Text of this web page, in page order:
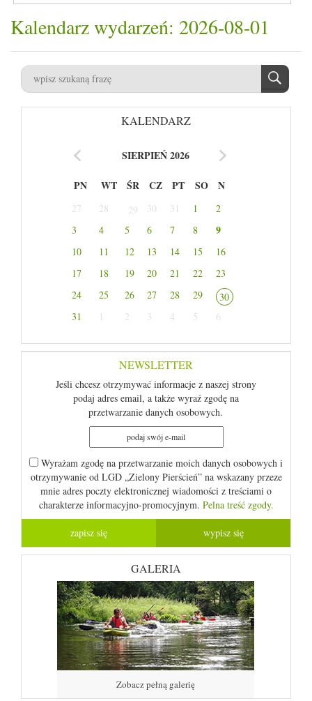
Kalendarz wydarzeń: 2026-08-01
KALENDARZ
SIERPIEŃ 2026
PN WT ŚR CZ PT SO N
27 28 29 30 31 1
2
3
4 5 6 7 8 9
10 11 12 13 14 15
16
17
18 19 20 21 22
23
24
25 26 27 28 29
30
31
1 2 3 4 5 6
NEWSLETTER
Jeśli chcesz otrzymywać informacje z naszej strony
podaj adres email, a także wyraź zgodę na
przetwarzanie danych osobowych.
Wyrażam zgodę na przetwarzanie moich danych osobowych i
otrzymywanie od LGD „Zielony Pierścień” na wskazany przeze
mnie adres poczty elektronicznej wiadomości z treściami o
charakterze informacyjno-promocyjnym. Pelna treść zgody.
GALERIA
Zobacz pełną galerię